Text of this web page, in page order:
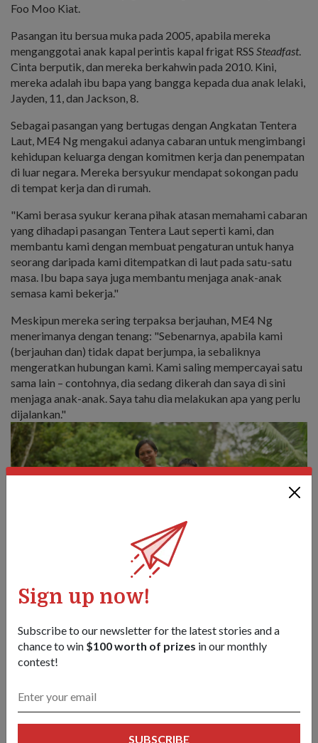
Sign up now!
Subscribe to our newsletter for the latest stories and a
chance to win $100 worth of prizes in our monthly
contest!
SUBSCRIBE
Foo Moo Kiat.
Pasangan itu bersua muka pada 2005, apabila mereka
menganggotai anak kapal perintis kapal frigat RSS Steadfast.
Cinta berputik, dan mereka berkahwin pada 2010. Kini,
mereka adalah ibu bapa yang bangga kepada dua anak lelaki,
Jayden, 11, dan Jackson, 8.
Sebagai pasangan yang bertugas dengan Angkatan Tentera
Laut, ME4 Ng mengakui adanya cabaran untuk mengimbangi
kehidupan keluarga dengan komitmen kerja dan penempatan
di luar negara. Mereka bersyukur mendapat sokongan padu
di tempat kerja dan di rumah.
"Kami berasa syukur kerana pihak atasan memahami cabaran
yang dihadapi pasangan Tentera Laut seperti kami, dan
membantu kami dengan membuat pengaturan untuk hanya
seorang daripada kami ditempatkan di laut pada satu-satu
masa. Ibu bapa saya juga membantu menjaga anak-anak
semasa kami bekerja."
Meskipun mereka sering terpaksa berjauhan, ME4 Ng
menerimanya dengan tenang: "Sebenarnya, apabila kami
(berjauhan dan) tidak dapat berjumpa, ia sebaliknya
mengeratkan hubungan kami. Kami saling mempercayai satu
sama lain – contohnya, dia sedang dikerah dan saya di sini
menjaga anak-anak. Saya tahu dia melakukan apa yang perlu
dijalankan."
ME4 Ng gembira kerana anak-anaknya memahami apabila dia
dan suaminya dikehendaki belayar untuk pengerahan.
Keghairahan untuk menimba ilmu